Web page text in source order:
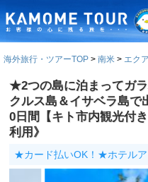
海外旅行・ツアーTOP 南米 エク
★2つの島に泊まってガ
クルス島＆イサベラ島で
0日間【キト市内観光付
利用》
★カード払いOK！★ホテル